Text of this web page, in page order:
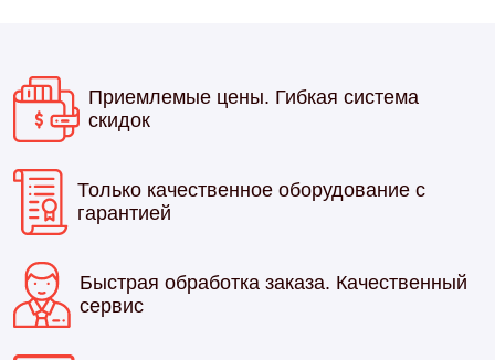
Приемлемые цены. Гибкая система
скидок
Только качественное оборудование с
гарантией
Быстрая обработка заказа. Качественный
сервис